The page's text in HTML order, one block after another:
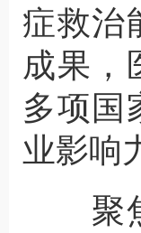
症救治
成果，
多项国
业影响
聚焦